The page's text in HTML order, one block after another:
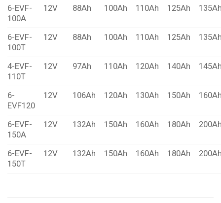
6-EVF-
100A
12V 88Ah 100Ah 110Ah 125Ah
6-EVF-
100T
12V 88Ah 100Ah 110Ah 125Ah
4-EVF-
110T
12V 97Ah 110Ah 120Ah 140Ah
6-
EVF120
12V 106Ah 120Ah 130Ah 150Ah
6-EVF-
150A
12V 132Ah 150Ah 160Ah 180Ah
6-EVF-
150T
12V 132Ah 150Ah 160Ah 180Ah